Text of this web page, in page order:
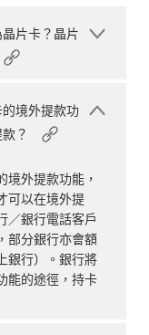
片卡？晶片
境外提款功
？
境外提款功能，
可以在境外提
／銀行電話客戶
部分銀行亦會額
銀行）。銀行將
能的途徑，持卡